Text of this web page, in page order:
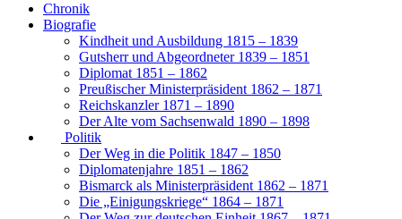
Chronik
Biografie
Kindheit und Ausbildung 1815 – 1839
Gutsherr und Abgeordneter 1839 – 1851
Diplomat 1851 – 1862
Preußischer Ministerpräsident 1862 – 1871
Reichskanzler 1871 – 1890
Der Alte vom Sachsenwald 1890 – 1898
Politik
Der Weg in die Politik 1847 – 1850
Diplomatenjahre 1851 – 1862
Bismarck als Ministerpräsident 1862 – 1871
Die „Einigungskriege“ 1864 – 1871